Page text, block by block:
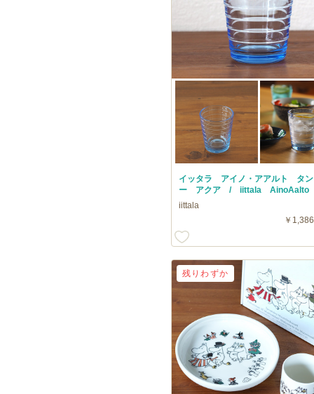
イッタラ アイノ・アアルト タン
ー アクア / iittala
iittala
￥
残りわずか